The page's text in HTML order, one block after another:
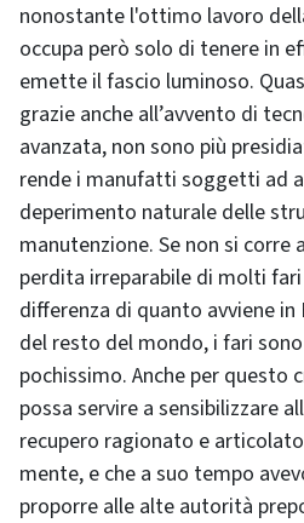
nonostante l'ottimo lavoro
occupa però solo di tenere in
emette il fascio luminoso.
grazie anche all’avvento di
avanzata, non sono più
rende i manufatti soggetti ad
deperimento naturale delle
manutenzione. Se non si corre
perdita irreparabile di molti
differenza di quanto avviene
del resto del mondo, i fari
pochissimo. Anche per questo
possa servire a sensibilizzare
recupero ragionato e
mente, e che a suo tempo
proporre alle alte autorità